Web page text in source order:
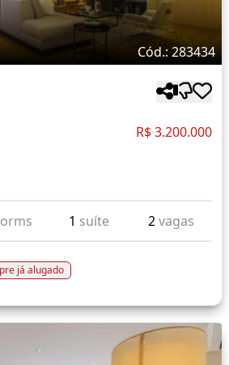
Cód.: 283434
R$ 3.200.000
1 suíte 2vagas
já alugado